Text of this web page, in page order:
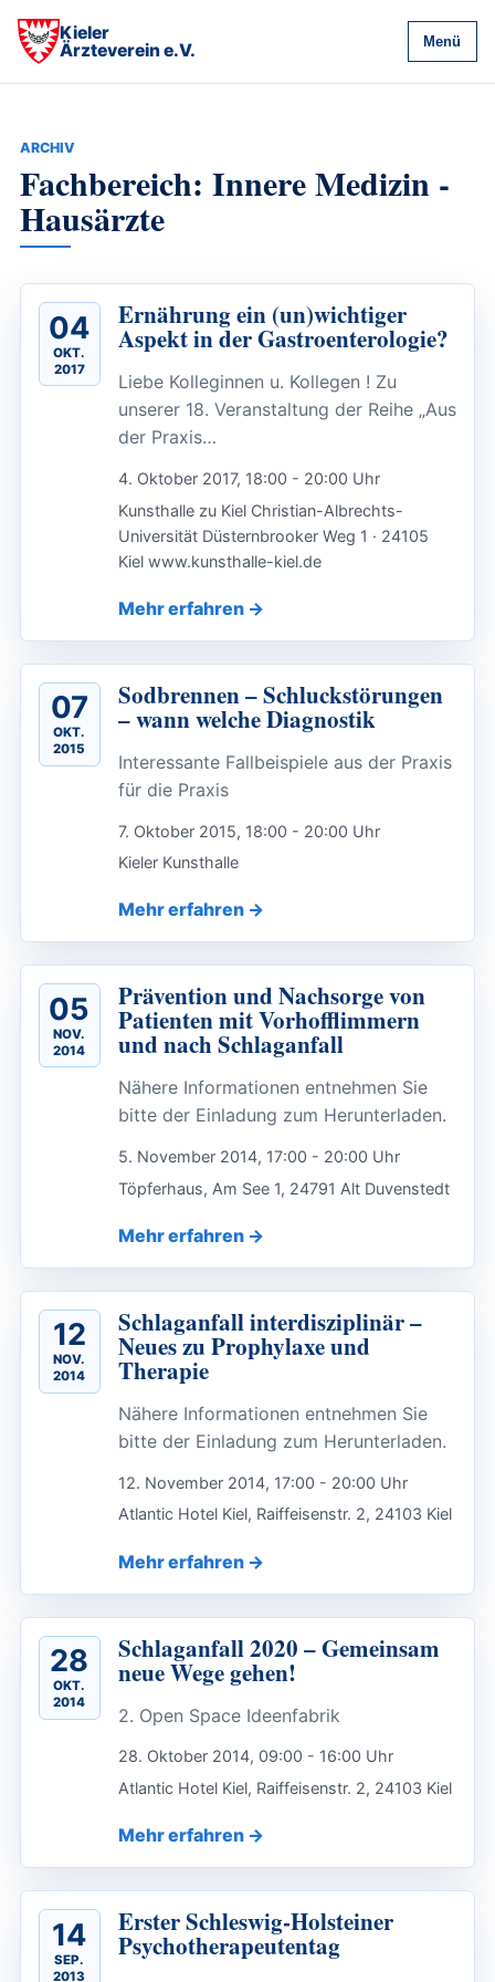
Kieler
Ärzteverein e.V.
Menü
ARCHIV
Fachbereich: Innere Medizin -
Hausärzte
04
OKT.
2017
Ernährung ein (un)wichtiger
Aspekt in der Gastroenterologie?
Liebe Kolleginnen u. Kollegen ! Zu
unserer 18. Veranstaltung der Reihe „Aus
der Praxis…
4. Oktober 2017, 18:00 - 20:00 Uhr
Kunsthalle zu Kiel Christian-Albrechts-
Universität Düsternbrooker Weg 1 · 24105
Kiel www.kunsthalle-kiel.de
Mehr erfahren
07
OKT.
2015
Sodbrennen – Schluckstörungen
– wann welche Diagnostik
Interessante Fallbeispiele aus der Praxis
für die Praxis
7. Oktober 2015, 18:00 - 20:00 Uhr
Kieler Kunsthalle
Mehr erfahren
05
NOV.
2014
Prävention und Nachsorge von
Patienten mit Vorhofflimmern
und nach Schlaganfall
Nähere Informationen entnehmen Sie
bitte der Einladung zum Herunterladen.
5. November 2014, 17:00 - 20:00 Uhr
Töpferhaus, Am See 1, 24791 Alt Duvenstedt
Mehr erfahren
12
NOV.
2014
Schlaganfall interdisziplinär –
Neues zu Prophylaxe und
Therapie
Nähere Informationen entnehmen Sie
bitte der Einladung zum Herunterladen.
12. November 2014, 17:00 - 20:00 Uhr
Atlantic Hotel Kiel, Raiffeisenstr. 2, 24103 Kiel
Mehr erfahren
28
OKT.
2014
Schlaganfall 2020 – Gemeinsam
neue Wege gehen!
2. Open Space Ideenfabrik
28. Oktober 2014, 09:00 - 16:00 Uhr
Atlantic Hotel Kiel, Raiffeisenstr. 2, 24103 Kiel
Mehr erfahren
14
SEP.
2013
Erster Schleswig-Holsteiner
Psychotherapeutentag